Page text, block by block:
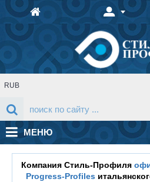
RUB
МЕНЮ
Компания Стиль-Профиля
Progress-Profiles